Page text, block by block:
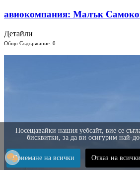
авиокомпания: Малък
Детайли
Общо Съдържание: 0
Посещавайки нашия уебсайт, вие се
бисквитки, за да ви осигурим най-
Приемане на всички Отказ на всички